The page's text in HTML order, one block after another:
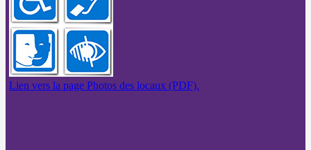
Lien vers la page Photos des locaux (PDF).